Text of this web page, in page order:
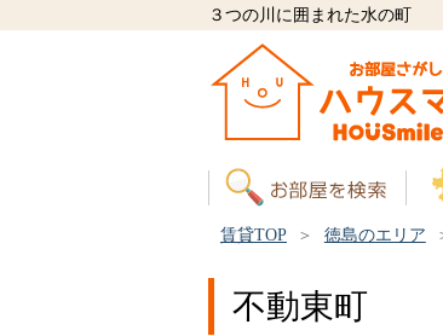
３つの川に囲まれた水の町
賃貸TOP 徳島のエリア
不動東町